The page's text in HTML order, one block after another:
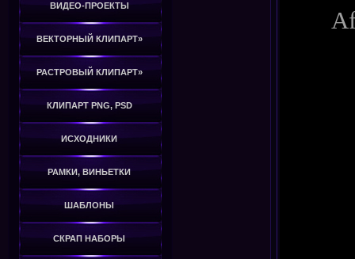
ВИДЕО-ПРОЕКТЫ
ВЕКТОРНЫЙ КЛИПАРТ»
РАСТРОВЫЙ КЛИПАРТ»
КЛИПАРТ PNG, PSD
ИСХОДНИКИ
РАМКИ, ВИНЬЕТКИ
ШАБЛОНЫ
СКРАП НАБОРЫ